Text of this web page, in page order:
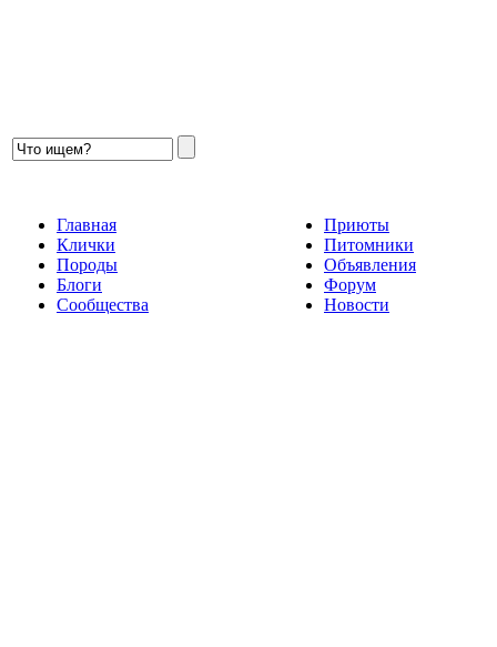
Главная
Клички
Породы
Блоги
Сообщества
Приюты
Питомники
Объявления
Форум
Новости